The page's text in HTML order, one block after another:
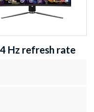
Hz refresh rate